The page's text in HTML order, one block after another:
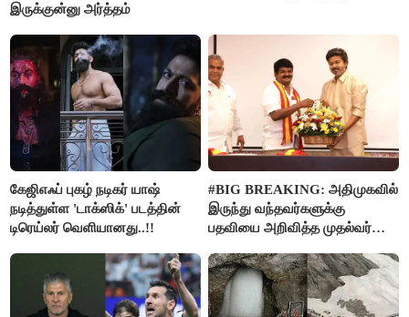
இருக்குன்னு அர்த்தம்
கேஜிஎஃப் புகழ் நடிகர் யாஷ்
நடித்துள்ள 'டாக்‌ஸிக்' படத்தின்
டிரெய்லர் வெளியானது..!!
#BIG BREAKING: அதிமுகவில்
இருந்து வந்தவர்களுக்கு
பதவியை அறிவித்த முதல்வர்